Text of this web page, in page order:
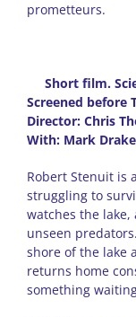
prometteurs.
Short film.
Screened before
Director: Chris
With: Mark
Robert Stenuit is
struggling to
watches the
unseen
shore of the lake
returns home
something